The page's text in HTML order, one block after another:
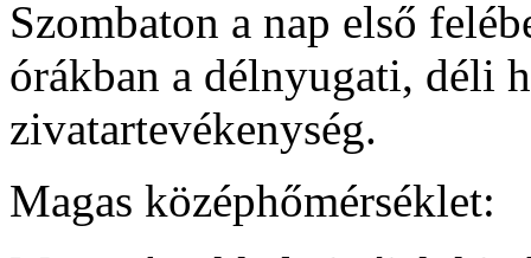
Szombaton a nap első
órákban a délnyugati, déli
zivatartevékenység.
Magas középhőmérséklet: